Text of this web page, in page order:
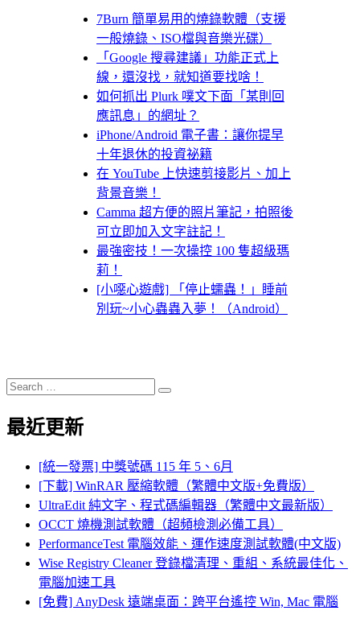
7Burn 簡單易用的燒錄軟體（支援
一般燒錄、ISO檔與音樂光碟）
「Google 搜尋建議」功能正式上
線，還沒找，就知道要找啥！
如何抓出 Plurk 噗文下面「某則回
應訊息」的網址？
iPhone/Android 電子書：讓你提早
十年退休的投資祕籍
在 YouTube 上快速剪接影片、加上
背景音樂！
Camma 超方便的照片筆記，拍照後
可立即加入文字註記！
最強密技！一次操控 100 隻超級瑪
莉！
[小噁心遊戲] 「停止蠕蟲！」睡前
別玩~小心蟲蟲入夢！（Android）
Search
for:
Search
最近更新
[統一發票] 中獎號碼 115 年 5、6月
[下載] WinRAR 壓縮軟體（繁體中文版+免費版）
UltraEdit 純文字、程式碼編輯器（繁體中文最新版）
OCCT 燒機測試軟體（超頻檢測必備工具）
PerformanceTest 電腦效能、運作速度測試軟體(中文版)
Wise Registry Cleaner 登錄檔清理、重組、系統最佳化、
電腦加速工具
[免費] AnyDesk 遠端桌面：跨平台遙控 Win, Mac 電腦